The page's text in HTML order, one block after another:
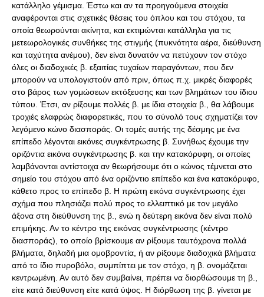
κατάλληλο γέμισμα. Έστω και αν τα προηγούμενα στοιχεία
αναφέρονται στις σχετικές θέσεις του όπλου και του στόχου, τα
οποία θεωρούνται ακίνητα, και εκτιμώνται κατάλληλα για τις
μετεωρολογικές συνθήκες της στιγμής (πυκνότητα αέρα, διεύθυνση
και ταχύτητα ανέμου), δεν είναι δυνατόν να πετύχουν τον στόχο
όλες οι διαδοχικές β. εξαιτίας τυχαίων παραγόντων, που δεν
μπορούν να υπολογιστούν από πριν, όπως π.χ. μικρές διαφορές
στο βάρος των γομώσεων εκτόξευσης και των βλημάτων του ίδιου
τύπου. Έτσι, αν ρίξουμε πολλές β. με ίδια στοιχεία β., θα λάβουμε
τροχιές ελαφρώς διαφορετικές, που το σύνολό τους σχηματίζει τον
λεγόμενο κώνο διασποράς. Οι τομές αυτής της δέσμης με ένα
επίπεδο λέγονται εικόνες συγκέντρωσης β. Συνήθως έχουμε την
οριζόντια εικόνα συγκέντρωσης β. και την κατακόρυφη, οι οποίες
λαμβάνονται αντίστοιχα αν θεωρήσουμε ότι ο κώνος τέμνεται στο
σημείο του στόχου από ένα οριζόντιο επίπεδο και ένα κατακόρυφο,
κάθετο προς το επίπεδο β. Η πρώτη εικόνα συγκέντρωσης έχει
σχήμα που πλησιάζει πολύ προς το ελλειπτικό με τον μεγάλο
άξονα στη διεύθυνση της β., ενώ η δεύτερη εικόνα δεν είναι πολύ
επιμήκης. Αν το κέντρο της εικόνας συγκέντρωσης (κέντρο
διασποράς), το οποίο βρίσκουμε αν ρίξουμε ταυτόχρονα πολλά
βλήματα, δηλαδή μια ομοβροντία, ή αν ρίξουμε διαδοχικά βλήματα
από το ίδιο πυροβόλο, συμπίπτει με τον στόχο, η β. ονομάζεται
κεντρωμένη. Αν αυτό δεν συμβαίνει, πρέπει να διορθώσουμε τη β.,
είτε κατά διεύθυνση είτε κατά ύψος. Η διόρθωση της β. γίνεται με